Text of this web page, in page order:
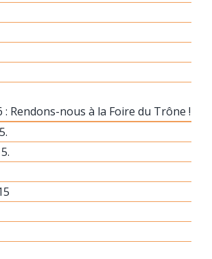
: Rendons-nous à la Foire du Trône !